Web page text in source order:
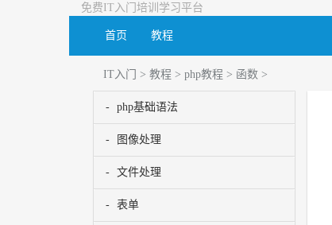
免费IT入门培训学习平台
首页 教程
IT入门 > 教程 > php教程 > 函数 >
php基础语法
图像处理
文件处理
表单